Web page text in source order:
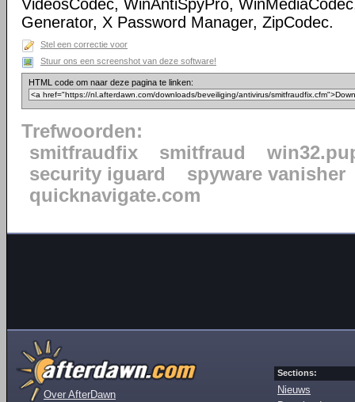
VideosCodec, WinAntiSpyPro,
Generator, X Password Manager, ZipCodec.
Stel een correctie voor
Stuur ons een screenshot van deze software!
HTML code om naar deze pagina te linken:
Trefwoorden:
smitfraudfix
smitfraud
security iguard
spyware vanisher
quicknavigate.com
Over AfterDawn
Sections:
Nieuws